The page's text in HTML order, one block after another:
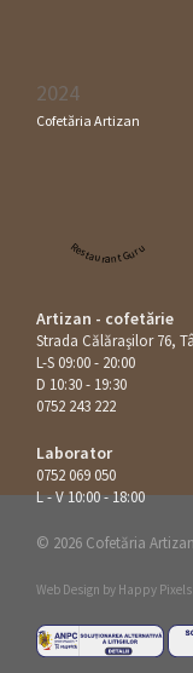
2024
Cofetăria Artizan
Restaurant Guru
Artizan - cofetărie
Strada Călăraşilor 76,
L-S 09:00 - 20:00
D 10:30 - 19:30
0752 243 222
Laborator
0752 069 050
L - V 10:00 - 18:00
© 2026 Cofetăria
Web Design by Happy Pixels